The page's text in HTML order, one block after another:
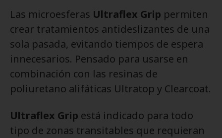
Las microesferas Ultraflex Grip permiten
crear tratamientos antideslizantes de una
sola pasada, evitando tiempos de espera
innecesarios. Pensado para usarse en
combinación con las resinas de
poliuretano alifáticas Ultratop y Clearcoat.
Ultraflex Grip está indicado para todo
tipo de zonas transitables que requieran